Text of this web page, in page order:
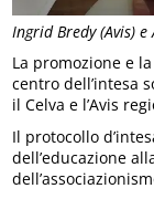
Ingrid Bredy (Avis)
La promozione e
centro dell’intesa
il Celva e l’Avis
Il protocollo
dell’educazione